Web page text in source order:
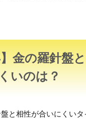
】金の羅針盤
いのは？
と相性が合いにくいタ